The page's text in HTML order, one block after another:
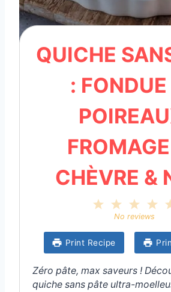
QUICHE
: FONDUE
CHÈVRE &
4
a
r
s
3
S
a
r
s
2
S
a
a
r
No reviews
Print Recipe
Zéro pâte, max saveurs !
quiche sans pâte ultra-